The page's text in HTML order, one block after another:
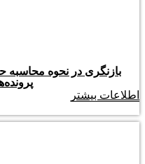
بازنگری در نحوه محاسبه
اطلاعات بیشتر